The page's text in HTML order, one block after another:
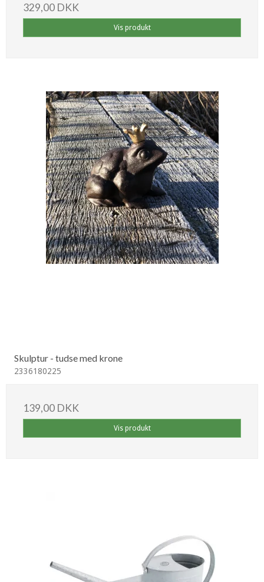
329,00 DKK
Vis produkt
Skulptur - tudse med krone
2336180225
139,00 DKK
Vis produkt